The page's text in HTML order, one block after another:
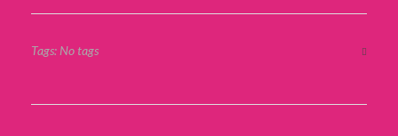
Tags: No tags